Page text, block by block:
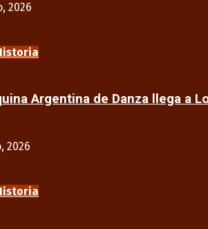
2026
Argentina de Danza llega a
2026